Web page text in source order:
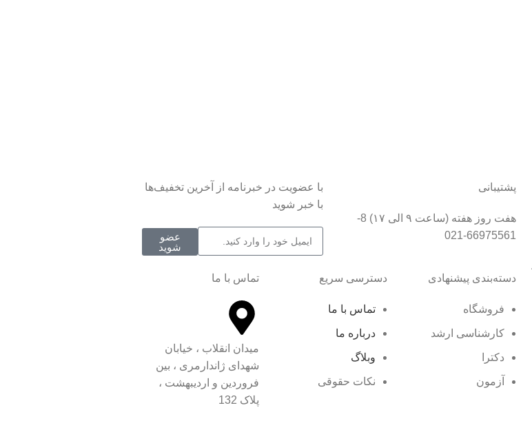
پشتیبانی
هفت روز هفته (ساعت ۹ الی ۱۷) 8-
66975561-021
با عضویت در خبرنامه از آخرین تخفیف‌ها
با خبر شوید
عضو
شوید
دسته‌بندی پیشنهادی
فروشگاه
کارشناسی ارشد
دکترا
آزمون
دسترسی سریع
تماس با ما
درباره ما
وبلاگ
نکات حقوقی
تماس با ما
میدان انقلاب ، خیابان
شهدای ژاندارمری ، بین
فروردین و اردیبهشت ،
پلاک 132